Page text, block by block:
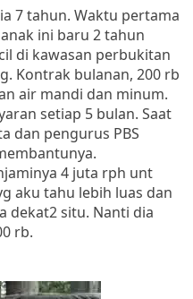
tahun. Waktu pertama
ini baru 2 tahun
di kawasan perbukitan
Kontrak bulanan, 200 rb
air mandi dan minum.
setiap 5 bulan. Saat
dan pengurus PBS
4 juta rph unt
aku tahu lebih luas dan
dekat2 situ. Nanti dia
rb.